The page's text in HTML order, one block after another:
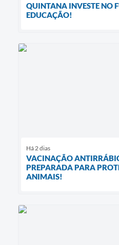
QUINTANA INVESTE NO
EDUCAÇÃO!
Há 2 dias
VACINAÇÃO
PREPARADA PARA
ANIMAIS!